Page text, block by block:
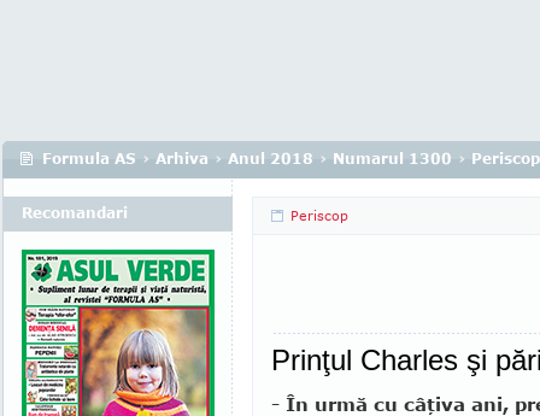
Formula AS › Arhiva › Anul 2018 › Numarul 1300 › Periscop
Periscop
Prinţul Charles şi
- În urmă cu câţiva ani,
Recomandari